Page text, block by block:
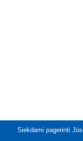
Siekdami pagerinti